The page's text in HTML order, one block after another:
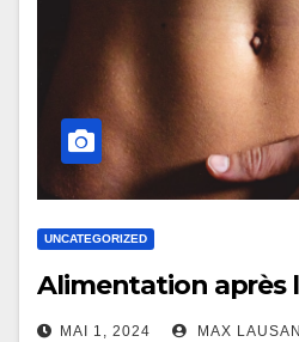
UNCATEGORIZED
Alimentation après
MAI 1, 2024 MAX